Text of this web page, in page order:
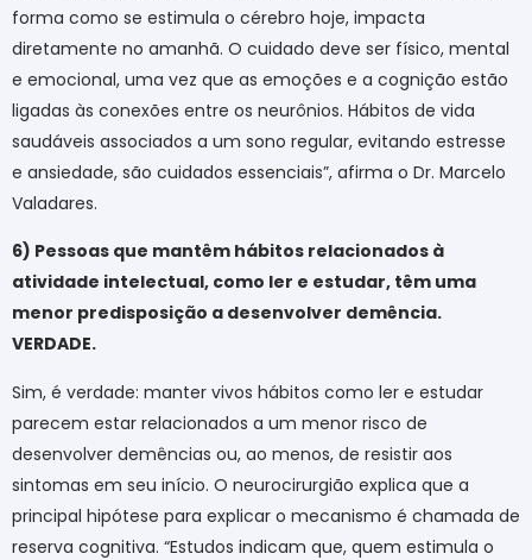
forma como se estimula o cérebro hoje, impacta
diretamente no amanhã. O cuidado deve ser físico, mental
e emocional, uma vez que as emoções e a cognição estão
ligadas às conexões entre os neurônios. Hábitos de vida
saudáveis associados a um sono regular, evitando estresse
e ansiedade, são cuidados essenciais”, afirma o Dr. Marcelo
Valadares.
6) Pessoas que mantêm hábitos relacionados à
atividade intelectual, como ler e estudar, têm uma
menor predisposição a desenvolver demência.
VERDADE.
Sim, é verdade: manter vivos hábitos como ler e estudar
parecem estar relacionados a um menor risco de
desenvolver demências ou, ao menos, de resistir aos
sintomas em seu início. O neurocirurgião explica que a
principal hipótese para explicar o mecanismo é chamada de
reserva cognitiva. “Estudos indicam que, quem estimula o